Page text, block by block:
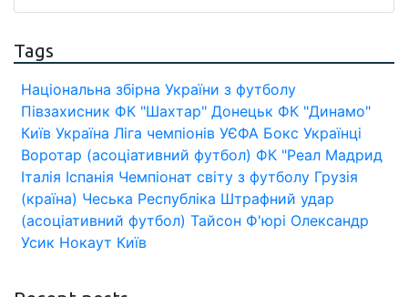
Tags
Національна збірна України з футболу
Півзахисник ФК "Шахтар" Донецьк ФК "Динамо"
Київ Україна Ліга чемпіонів УЄФА Бокс Українці
Воротар (асоціативний футбол) ФК "Реал Мадрид
Італія Іспанія Чемпіонат світу з футболу Грузія
(країна) Чеська Республіка Штрафний удар
(асоціативний футбол) Тайсон Ф'юрі Олександр
Усик Нокаут Київ